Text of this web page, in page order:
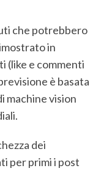
che potrebbero
in
(like e commenti
è basata
machine vision
dei
per primi i post